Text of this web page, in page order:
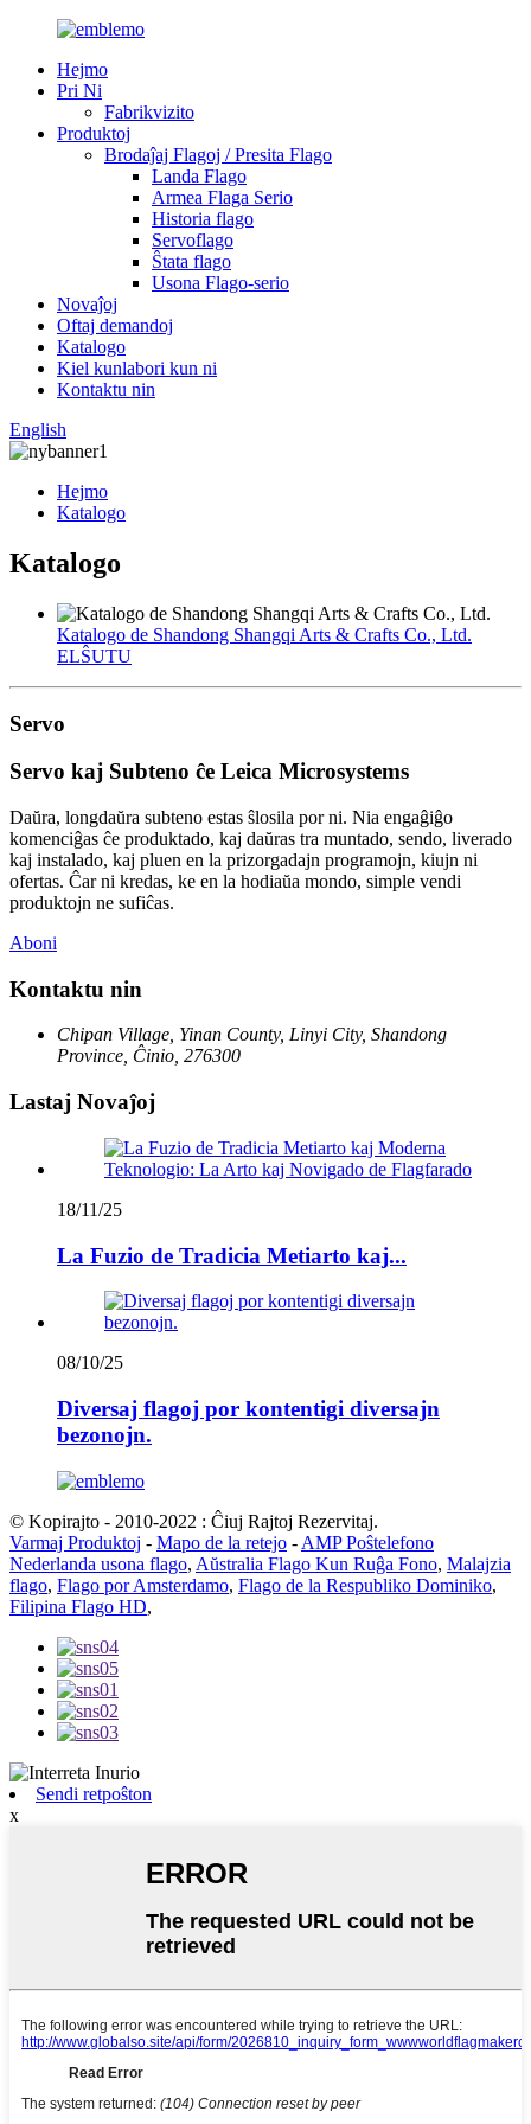
Hejmo
Pri Ni
Fabrikvizito
Produktoj
Brodaĵaj Flagoj / Presita Flago
Landa Flago
Armea Flaga Serio
Historia flago
Servoflago
Ŝtata flago
Usona Flago-serio
Novaĵoj
Oftaj demandoj
Katalogo
Kiel kunlabori kun ni
Kontaktu nin
English
Hejmo
Katalogo
Katalogo
Katalogo de Shandong Shangqi Arts & Crafts Co., Ltd.
ELŜUTU
Servo
Servo kaj Subteno ĉe Leica Microsystems
Daŭra, longdaŭra subteno estas ŝlosila por ni. Nia engaĝiĝo
komenciĝas ĉe produktado, kaj daŭras tra muntado, sendo, liverado
kaj instalado, kaj pluen en la prizorgadajn programojn, kiujn ni
ofertas. Ĉar ni kredas, ke en la hodiaŭa mondo, simple vendi
produktojn ne sufiĉas.
Aboni
Kontaktu nin
Chipan Village, Yinan County, Linyi City, Shandong
Province, Ĉinio, 276300
Lastaj Novaĵoj
18/11/25
La Fuzio de Tradicia Metiarto kaj...
08/10/25
Diversaj flagoj por kontentigi diversajn
bezonojn.
© Kopirajto - 2010-2022 : Ĉiuj Rajtoj Rezervitaj.
Varmaj Produktoj - Mapo de la retejo - AMP Poŝtelefono
Nederlanda usona flago, Aŭstralia Flago Kun Ruĝa Fono, Malajzia
flago, Flago por Amsterdamo, Flago de la Respubliko Dominiko,
Filipina Flago HD,
Sendi retpoŝton
x